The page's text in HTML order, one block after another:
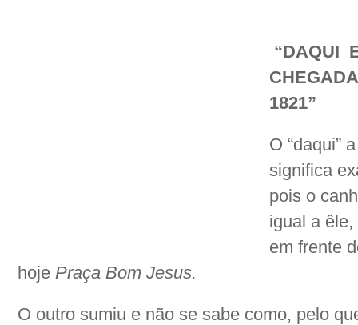
“DAQUI
1821”
O “daqui”
significa
pois o
igual a
em frente
hoje Praça Bom Jesus.
O outro sumiu e não se sabe como, pelo